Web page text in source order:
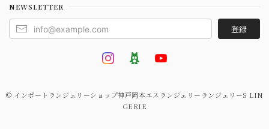
NEWSLETTER
登録
© インポートランジェリーショップ神戸岡本エスランジェリーランジェリーS LIN
GERIE